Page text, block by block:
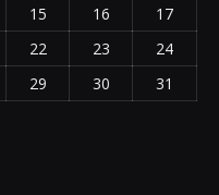
15 16
17
22 23
24
29 30
31